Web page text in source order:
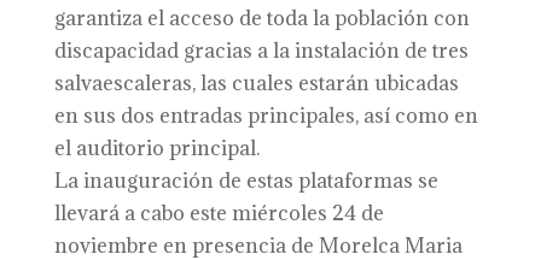
garantiza el acceso de toda la población con
discapacidad gracias a la instalación de tres
salvaescaleras, las cuales estarán ubicadas
en sus dos entradas principales, así como en
el auditorio principal.
La inauguración de estas plataformas se
llevará a cabo este miércoles 24 de
noviembre en presencia de Morelca Maria